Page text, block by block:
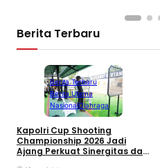
Berita Terbaru
Berita Terbaru
Berita Utama
NasionalOlahraga
Kapolri Cup Shooting
Championship 2026 Jadi
Ajang Perkuat Sinergitas dan